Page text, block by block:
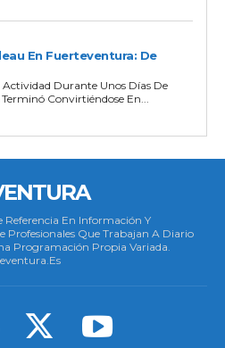
En Fuerteventura: De
Durante Unos Días De
Convirtiéndose En...
Referencia En Información Y
Profesionales Que Trabajan A Diario
Programación Propia Variada.